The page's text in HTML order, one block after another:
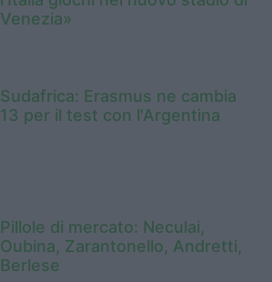
Venezia»
Sudafrica: Erasmus ne cambia
13 per il test con l'Argentina
Pillole di mercato: Neculai,
Oubina, Zarantonello, Andretti,
Berlese